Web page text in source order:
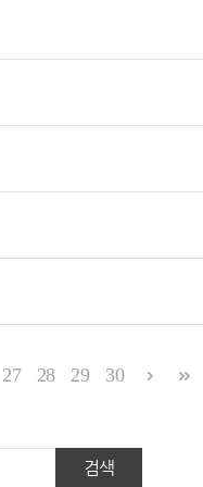
27 28 29 30
검색